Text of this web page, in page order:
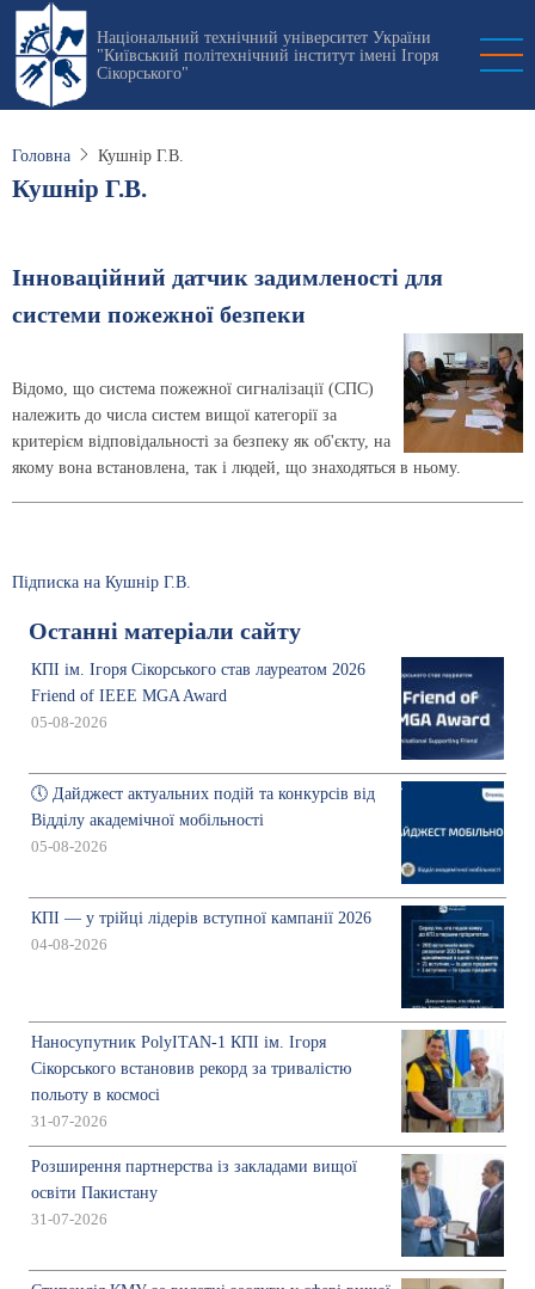
Перейти
основного
вмісту
Національний технічний університет України
"Київський політехнічний інститут імені Ігоря
Сікорського"
Головна Кушнір Г.В.
Кушнір Г.В.
Інноваційний датчик задимленості для
системи пожежної безпеки
Відомо, що система пожежної сигналізації (СПС)
належить до числа систем вищої категорії за
критерієм відповідальності за безпеку як об'єкту, на
якому вона встановлена, так і людей, що знаходяться в ньому.
Підписка на Кушнір Г.В.
Останні матеріали сайту
КПІ ім. Ігоря Сікорського став лауреатом 2026
Friend of IEEE MGA Award
05-08-2026
🕔 Дайджест актуальних подій та конкурсів від
Відділу академічної мобільності
05-08-2026
КПІ — у трійці лідерів вступної кампанії 2026
04-08-2026
Наносупутник PolyITAN-1 КПІ ім. Ігоря
Сікорського встановив рекорд за тривалістю
польоту в космосі
31-07-2026
Розширення партнерства із закладами вищої
освіти Пакистану
31-07-2026